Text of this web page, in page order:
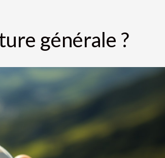
générale ?